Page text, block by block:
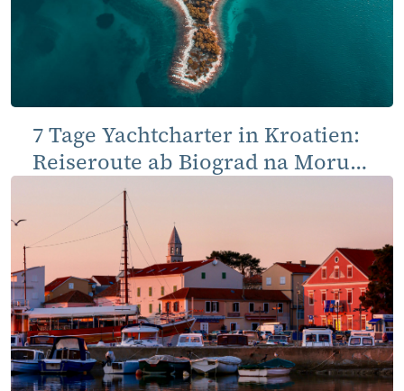
7 Tage Yachtcharter in Kroatien:
Reiseroute ab Biograd na Moru
(Rundreise)